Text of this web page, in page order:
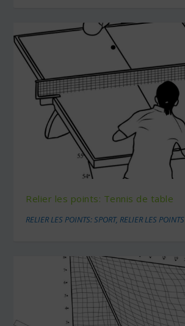
Relier les points: Tennis de table
RELIER LES POINTS: SPORT,RELIER LES POINTS